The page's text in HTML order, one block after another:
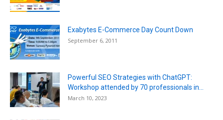
Exabytes E-Commerce Day Count Down
September 6, 2011
Powerful SEO Strategies with ChatGPT:
Workshop attended by 70 professionals in...
March 10, 2023